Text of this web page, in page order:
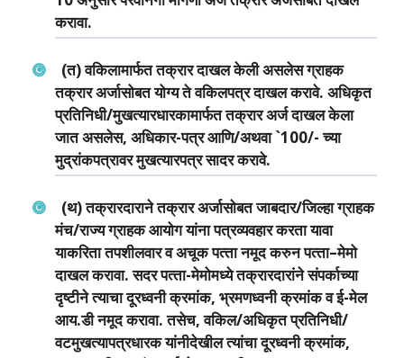
करावा.
(त) वकिलामार्फत तक्रार दाखल केली असलेस ग्राहक
तक्रार अर्जासोबत योग्‍य ते वकिलपत्र दाखल करावे. अधिकृत
प्रतिनिधी/मुखत्‍यारधारकामार्फत तक्रार अर्ज दाखल केला
जात असलेस, अधिकार-पत्र आणि/अथवा `100/- च्‍या
मुद्रांकपत्रावर मुखत्‍यारपत्र सादर करावे.
(थ) तक्रारदाराने तक्रार अर्जासोबत जाबदार/जिल्‍हा ग्राहक
मंच/राज्‍य ग्राहक आयोग यांना पत्रव्‍यवहार करता यावा
याकरिता तपशीलवार व अचूक पत्‍ता नमूद करुन पत्‍ता–मेमो
दाखल करावा. सदर पत्‍ता-मेमोमध्‍ये तक्रारदारांने संपर्काच्‍या
दृष्‍टीने त्‍याचा दूरध्‍वनी क्रमांक, भ्रमणध्‍वनी क्रमांक व ई-मेल
आय.डी नमूद करावा. तसेच, वकिल/अधिकृत प्रतिनिधी/
वटमुखत्‍यापत्रधारक यांनीदेखील त्‍यांचा दूरध्‍वनी क्रमांक,